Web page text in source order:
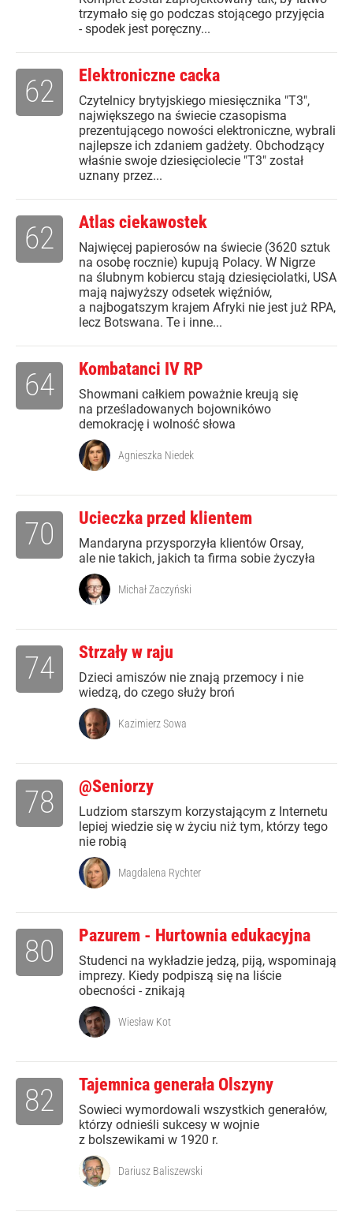
trzymało się go podczas stojącego przyjęcia
- spodek jest poręczny...
Elektroniczne cacka
Czytelnicy brytyjskiego miesięcznika "T3",
największego na świecie czasopisma
prezentującego nowości elektroniczne, wybrali
najlepsze ich zdaniem gadżety. Obchodzący
właśnie swoje dziesięciolecie "T3" został
uznany przez...
62
Atlas ciekawostek
Najwięcej papierosów na świecie (3620 sztuk
na osobę rocznie) kupują Polacy. W Nigrze
na ślubnym kobiercu stają dziesięciolatki, USA
mają najwyższy odsetek więźniów,
a najbogatszym krajem Afryki nie jest już RPA,
lecz Botswana. Te i inne...
62
Kombatanci IV RP
Showmani całkiem poważnie kreują się
na prześladowanych bojownikówo
demokrację i wolność słowa
64
Agnieszka Niedek
Ucieczka przed klientem
Mandaryna przysporzyła klientów Orsay,
ale nie takich, jakich ta firma sobie życzyła
70
Michał Zaczyński
Strzały w raju
Dzieci amiszów nie znają przemocy i nie
wiedzą, do czego służy broń
74
Kazimierz Sowa
@Seniorzy
Ludziom starszym korzystającym z Internetu
lepiej wiedzie się w życiu niż tym, którzy tego
nie robią
78
Magdalena Rychter
Pazurem - Hurtownia edukacyjna
Studenci na wykładzie jedzą, piją, wspominają
imprezy. Kiedy podpiszą się na liście
obecności - znikają
80
Wiesław Kot
Tajemnica generała Olszyny
Sowieci wymordowali wszystkich generałów,
którzy odnieśli sukcesy w wojnie
z bolszewikami w 1920 r.
82
Dariusz Baliszewski